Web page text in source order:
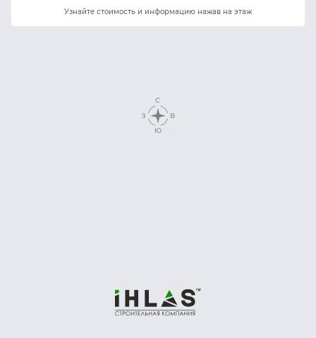
Узнайте стоимость и информацию нажав на этаж